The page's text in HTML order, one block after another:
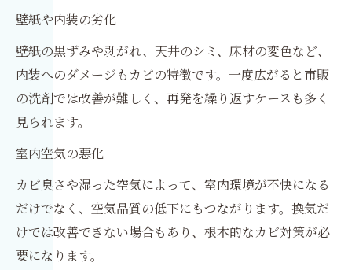
壁紙や内装の劣化
壁紙の黒ずみや剥がれ、天井のシミ、床材の変色など、
内装へのダメージもカビの特徴です。一度広がると市販
の洗剤では改善が難しく、再発を繰り返すケースも多く
見られます。
室内空気の悪化
カビ臭さや湿った空気によって、室内環境が不快になる
だけでなく、空気品質の低下にもつながります。換気だ
けでは改善できない場合もあり、根本的なカビ対策が必
要になります。